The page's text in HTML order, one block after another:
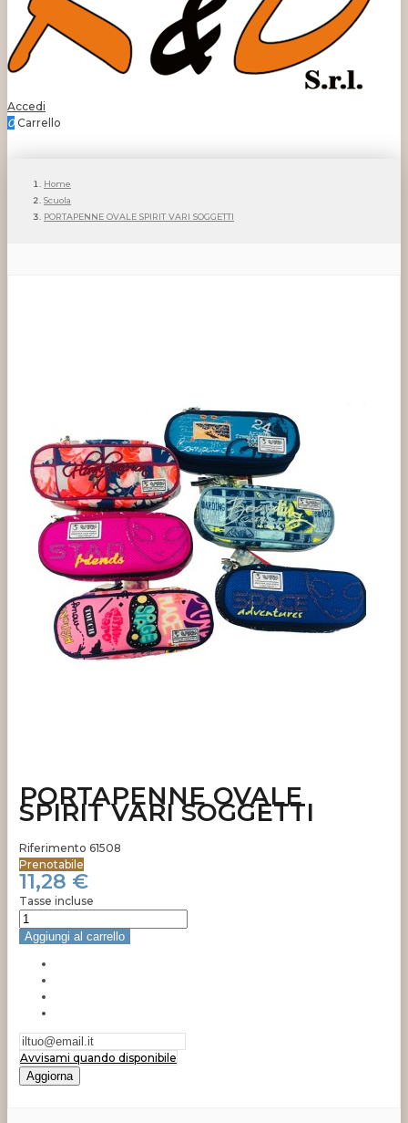
Accedi
0 Carrello
Home
Scuola
PORTAPENNE OVALE SPIRIT VARI SOGGETTI
PORTAPENNE OVALE
SPIRIT VARI SOGGETTI
Riferimento 61508
Prenotabile
11,28 €
Tasse incluse
Aggiungi al carrello
Avvisami quando disponibile